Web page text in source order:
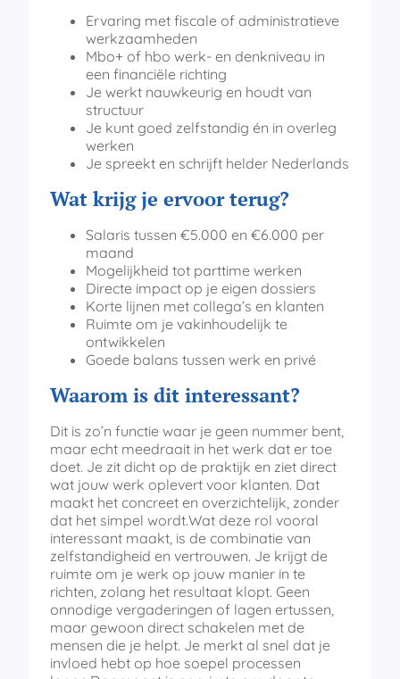
Ervaring met fiscale of administratieve
werkzaamheden
Mbo+ of hbo werk- en denkniveau in
een financiële richting
Je werkt nauwkeurig en houdt van
structuur
Je kunt goed zelfstandig én in overleg
werken
Je spreekt en schrijft helder Nederlands
Wat krijg je ervoor terug?
Salaris tussen €5.000 en €6.000 per
maand
Mogelijkheid tot parttime werken
Directe impact op je eigen dossiers
Korte lijnen met collega’s en klanten
Ruimte om je vakinhoudelijk te
ontwikkelen
Goede balans tussen werk en privé
Waarom is dit interessant?
Dit is zo’n functie waar je geen nummer bent,
maar echt meedraait in het werk dat er toe
doet. Je zit dicht op de praktijk en ziet direct
wat jouw werk oplevert voor klanten. Dat
maakt het concreet en overzichtelijk, zonder
dat het simpel wordt.Wat deze rol vooral
interessant maakt, is de combinatie van
zelfstandigheid en vertrouwen. Je krijgt de
ruimte om je werk op jouw manier in te
richten, zolang het resultaat klopt. Geen
onnodige vergaderingen of lagen ertussen,
maar gewoon direct schakelen met de
mensen die je helpt. Je merkt al snel dat je
invloed hebt op hoe soepel processen